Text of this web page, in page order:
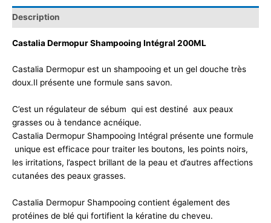
Description
Castalia Dermopur Shampooing Intégral 200ML
Castalia Dermopur est un shampooing et un gel douche très
doux.Il présente une formule sans savon.
C’est un régulateur de sébum qui est destiné aux peaux
grasses ou à tendance acnéique.
Castalia Dermopur Shampooing Intégral présente une formule
unique est efficace pour traiter les boutons, les points noirs,
les irritations, l’aspect brillant de la peau et d’autres affections
cutanées des peaux grasses.
Castalia Dermopur Shampooing contient également des
protéines de blé qui fortifient la kératine du cheveu.